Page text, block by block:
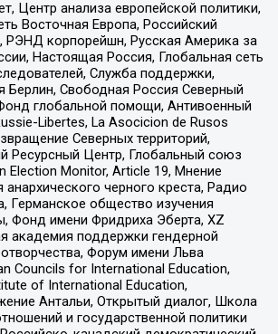
Центр анализа европейской политики,
Восточная Европа, Российский
РЭНД корпорейшн, Русская Америка за
Настоящая Россия, Глобальная сеть
Служба поддержки,
Берлин, Свободная Россия Северный
глобальной помощи, Антивоенный
Libertes, La Asocicion de Rusos
Северных территорий,
Ресурсный Центр, Глобальный союз
Election Monitor, Article 19, Мнение
черного креста, Радио
Германское общество изучения
Фонд имени Фридриха Эберта, XZ
академия поддержки гендерной
Форум имени Льва
Councils for International Education,
of International Education,
Антальи, Открытый диалог, Школа
и государственной политики